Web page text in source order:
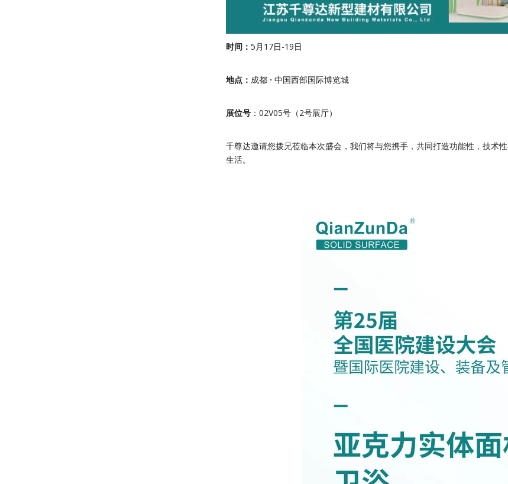
时间： 5月17日-19日
地点： 成都 · 中国西部国际博览城
展位号 ：02V05号（2号展厅）
千尊达邀请您拨兄莅临本次盛会，我们将与您携手，共同打造功能性，技术
生活。